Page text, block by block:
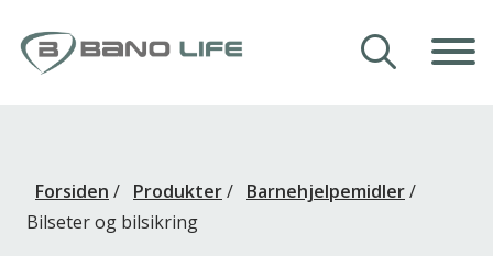
Veiledning
Forsiden / Produkter/ Barnehjelpemidler/
Bilseter og bilsikring